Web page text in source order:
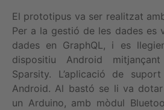
El prototipus va ser realitzat
Per a la gestió de les dades es
dades en GraphQL, i es
dispositiu Android
Sparsity. L’aplicació de
Android. Al bastó se li va dotar
un Arduino, amb mòdul